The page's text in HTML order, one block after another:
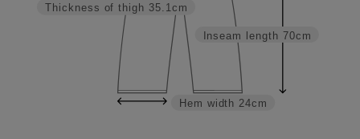
Inseam length 70cm
Hem width 24cm
Thickness of thigh 35.1cm